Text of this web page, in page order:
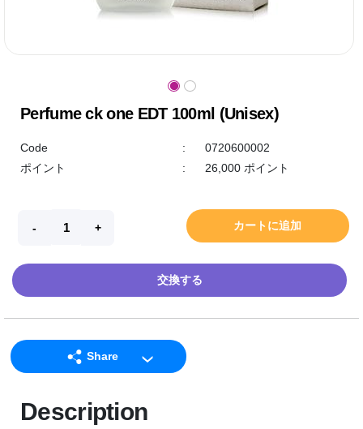
Perfume ck one EDT 100ml (Unisex)
Code :
0720600002
ポイント
: 26,000 ポイント
カートに追加
交換する
Share
Facebook
Description